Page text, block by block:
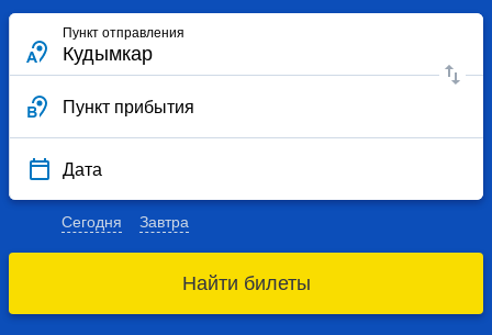
Пункт отправления
Пункт прибытия
Дата
Сегодня Завтра
Найти билеты